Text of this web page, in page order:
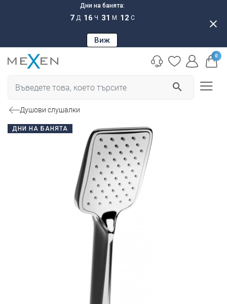
Дни на банята:
7 Д 16 Ч 31 М 11 С
Виж
close
search
0
Душови слушалки
ДНИ НА БАНЯТА